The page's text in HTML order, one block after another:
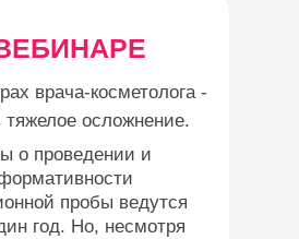
врача-косметолога -
тяжелое осложнение.
о проведении и
пробы ведутся
год. Но, несмотря